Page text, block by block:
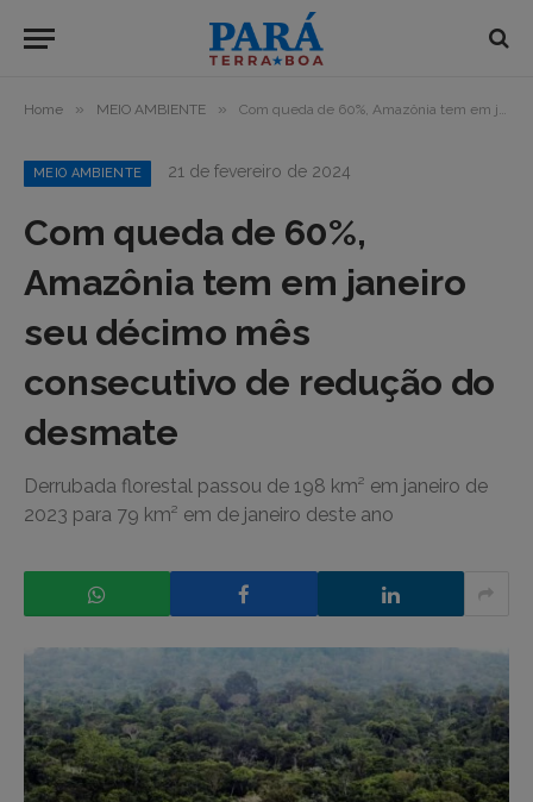
Home » MEIO AMBIENTE » Com queda de 60%, Amazônia tem em janeiro seu décimo mês consecutivo de redução do desmate
MEIO AMBIENTE 21 de fevereiro de 2024
Com queda de 60%,
Amazônia tem em janeiro
seu décimo mês
consecutivo de redução do
desmate
Derrubada florestal passou de 198 km² em janeiro de
2023 para 79 km² em de janeiro deste ano